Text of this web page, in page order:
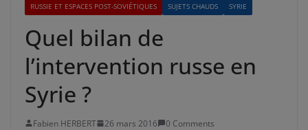
RUSSIE ET ESPACES POST-SOVIÉTIQUES
SUJETS CHAUDS SYRIE
Quel bilan de
l’intervention russe en
Syrie ?
Fabien HERBERT 26 mars 2016 0 Comments